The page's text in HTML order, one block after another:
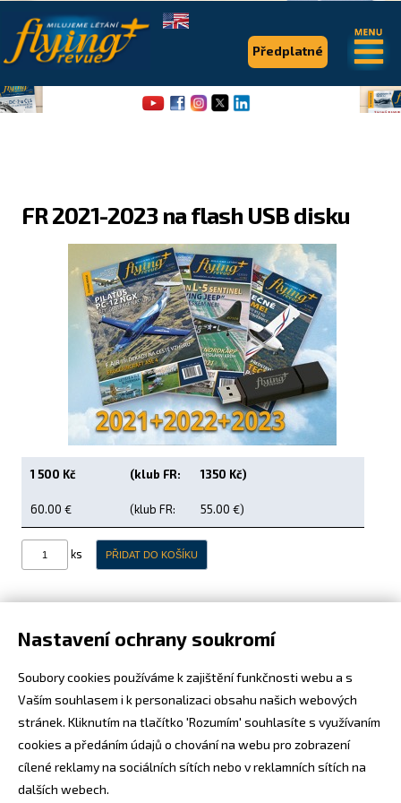
FR 2021-2023 na flash USB disku
1 500 Kč
60.00 €
(klub FR: 1350 Kč)
(klub FR: 55.00 €)
ks
Tři ročníky v jednom - ročníky 2021+2022+2023 v
elektronické podobě na flash USB disku.
Pořiďte si výhodné předplatné - ušetříte a žádné číslo vám
neuteče!Více o předplatném zde.
Předplatné
.
Flying Revue
Články
Expedice
Pro piloty
Série & speciály
Letecká videa
Aktuální FR + archiv
VFR Communication app
The SAFE Guide app
Nabídky práce v letectví
Inzerujte s námi
E-SHOP
Nastavení ochrany soukromí
Soubory cookies používáme k zajištění funkčnosti webu a s
Vaším souhlasem i k personalizaci obsahu našich webových
stránek. Kliknutím na tlačítko 'Rozumím' souhlasíte s využívaním
cookies a předáním údajů o chování na webu pro zobrazení
cílené reklamy na sociálních sítích nebo v reklamních sítích na
dalších webech.